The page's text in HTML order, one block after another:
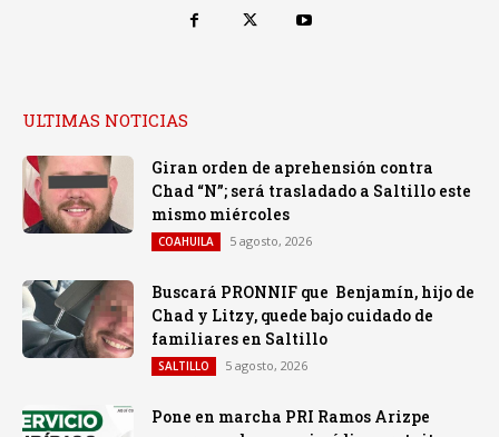
ULTIMAS NOTICIAS
Giran orden de aprehensión contra
Chad “N”; será trasladado a Saltillo este
mismo miércoles
COAHUILA 5 agosto, 2026
Buscará PRONNIF que Benjamín, hijo de
Chad y Litzy, quede bajo cuidado de
familiares en Saltillo
SALTILLO 5 agosto, 2026
Pone en marcha PRI Ramos Arizpe